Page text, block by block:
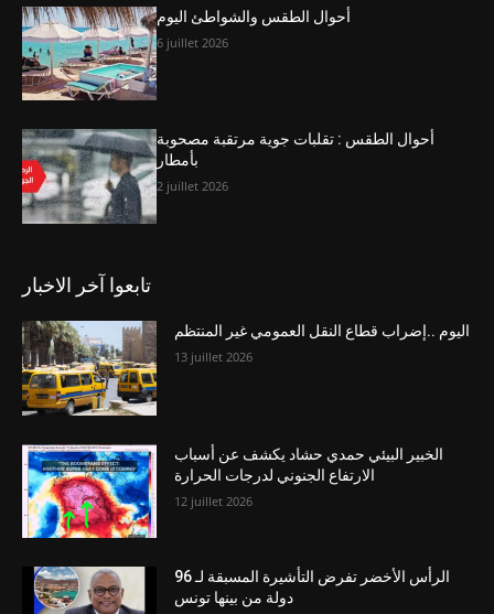
أحوال الطقس والشواطئ اليوم
6 juillet 2026
أحوال الطقس : تقلبات جوية مرتقبة مصحوبة
بأمطار
2 juillet 2026
تابعوا آخر الاخبار
اليوم ..إضراب قطاع النقل العمومي غير المنتظم
13 juillet 2026
الخبير البيئي حمدي حشاد يكشف عن أسباب
الارتفاع الجنوني لدرجات الحرارة
12 juillet 2026
الرأس الأخضر تفرض التأشيرة المسبقة لـ 96
دولة من بينها تونس